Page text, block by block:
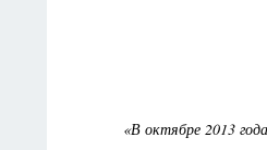
«В октябре 2013